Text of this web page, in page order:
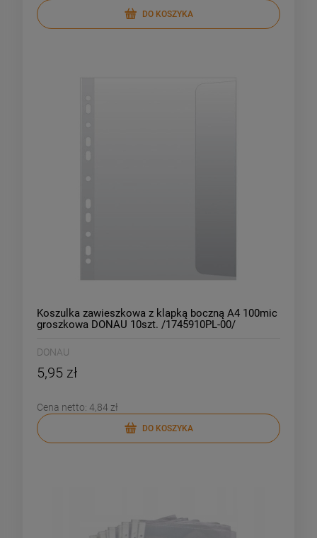
DO KOSZYKA
Koszulka zawieszkowa z klapką boczną A4 100mic
groszkowa DONAU 10szt. /1745910PL-00/
DONAU
5,95 zł
Cena netto: 4,84 zł
DO KOSZYKA